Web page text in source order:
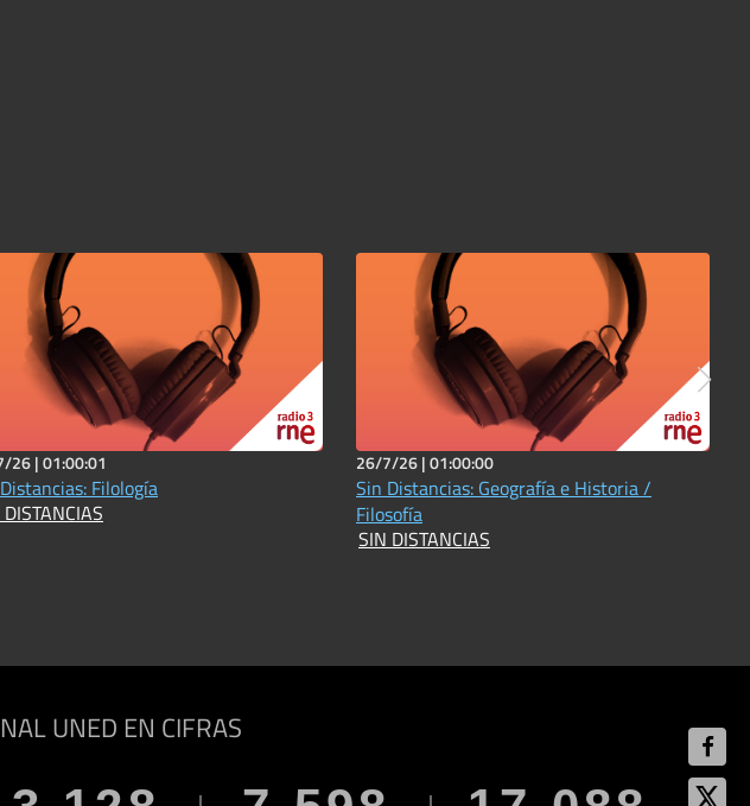
26 |01:00:01
Filología
26/7/26 |01:00:00
Sin Distancias: Geografía e Historia /
Filosofía
SIN DISTANCIAS
UNED EN CIFRAS